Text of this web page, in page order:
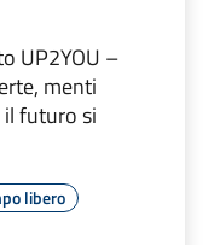
UP2YOU –
menti
il futuro si
libero